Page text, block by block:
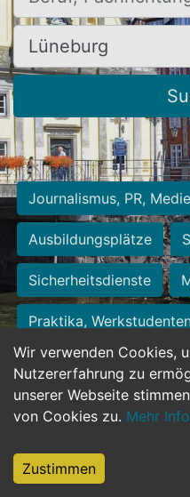
Wir verwenden Cookies,
Nutzererfahrung zu
unserer Webseite
von Cookies zu. Mehr
Zustimmen
Ort, Stadt
Journalismus, PR,
Ausbildungsplätze
Sicherheitsdienste
Praktika,
Personalwesen
Hilfskräfte, Aushilfs-
Weiterbildung, Studium,